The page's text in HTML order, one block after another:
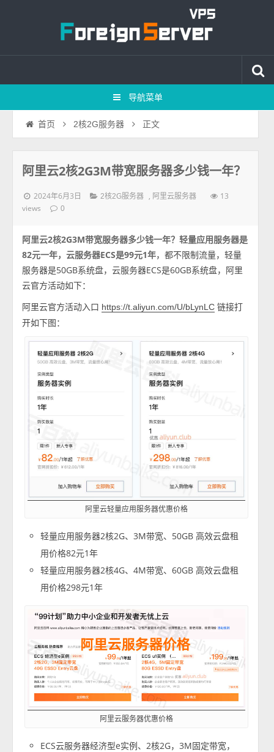
导航菜单
首页 2核2G服务器 正文
阿里云2核2G3M带宽服务器多少钱一年？
2024年6月3日 2核2G服务器 , 阿里云服务器
13
views
0
阿里云2核2G3M带宽服务器多少钱一年？轻量应用服务器是
82元一年，云服务器ECS是99元1年，都不限制流量，轻量
服务器是50GB系统盘，云服务器ECS是60GB系统盘，阿里
云官方活动如下：
阿里云官方活动入口 https://t.aliyun.com/U/bLynLC 链接打
开如下图：
阿里云轻量应用服务器优惠价格
轻量应用服务器2核2G、3M带宽、50GB 高效云盘租
用价格82元1年
轻量应用服务器2核4G、4M带宽、60GB 高效云盘租
用价格298元1年
阿里云服务器优惠价格
ECS云服务器经济型e实例、2核2G，3M固定带宽，